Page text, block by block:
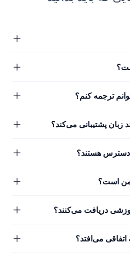
ترجمه کنم؟
هستند؟
است؟
دریافت می‌کنند؟
می‌افتد؟